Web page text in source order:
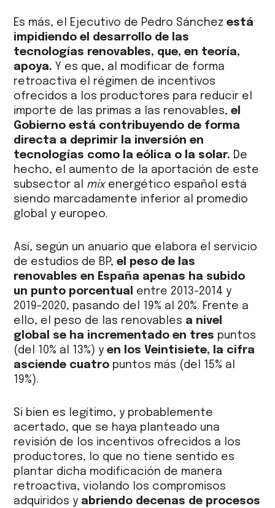
Es más, el Ejecutivo de Pedro Sánchezestá
impidiendo el desarrollo de las
tecnologías renovables, que, en teoría,
apoya. Y es que, al modificar de forma
retroactiva el régimen de incentivos
ofrecidos a los productores para reducir el
importe de las primas a las renovables,el
Gobierno está contribuyendo de forma
directa a deprimir la inversión en
tecnologías como la eólica o la solar. De
hecho, el aumento de la aportación de este
subsector al mixenergético español está
siendo marcadamente inferior al promedio
global y europeo.
Así, según un anuario que elabora el servicio
de estudios de BP,el peso de las
renovables en España apenas ha subido
un punto porcentual
entre 2013-2014 y
2019-2020, pasando del 19% al 20%. Frente a
ello, el peso de las renovables a nivel
global se ha incrementado en tres puntos
(del 10% al 13%) yen los Veintisiete, la cifra
asciende cuatro puntos más (del 15% al
19%).
Si bien es legítimo, y probablemente
acertado, que se haya planteado una
revisión de los incentivos ofrecidos a los
productores, lo que no tiene sentido es
plantar dicha modificación de manera
retroactiva, violando los compromisos
adquiridos y abriendo decenas de procesos